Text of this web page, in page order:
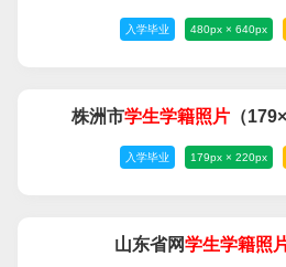
入学毕业 480px × 640px
株洲市学生学籍照片（
入学毕业 179px × 220px
山东省网学生学籍照